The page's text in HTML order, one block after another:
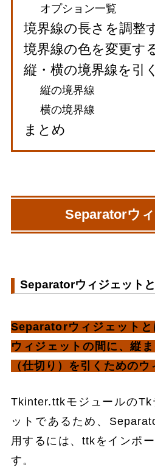
オプション一覧
境界線の長さを調整
境界線の色を変更す
縦・横の境界線を引く
縦の境界線
横の境界線
まとめ
Separatorウ
Separatorウィジェット
Separatorウィジェットと
ウィジェットの間に、縦
（仕切り）を引くためのウ
Tkinter.ttkモジュールのTk
ットであるため、
用するには、ttkをインポ
す。